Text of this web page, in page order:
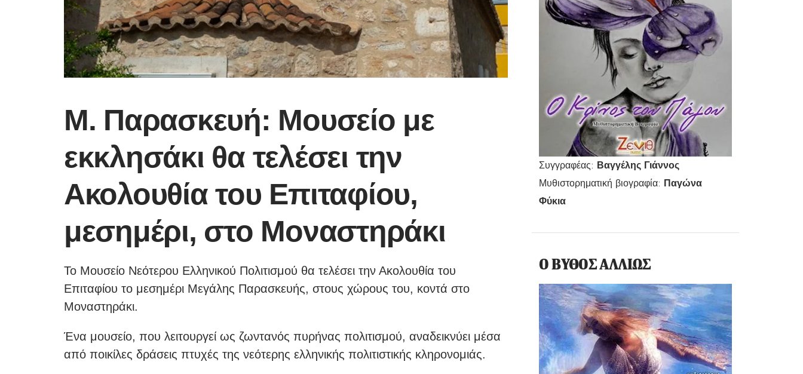
Συγγραφέας: Βαγγέλης Γιάννος
Μυθιστορηματική βιογραφία: Παγώνα
Φύκια
Ο ΒΥΘΟΣ ΑΛΛΙΩΣ
Μ. Παρασκευή: Μουσείο με
εκκλησάκι θα τελέσει την
Ακολουθία του Επιταφίου,
μεσημέρι, στο Μοναστηράκι
Το Μουσείο Νεότερου Ελληνικού Πολιτισμού θα τελέσει την Ακολουθία του
Επιταφίου το μεσημέρι Μεγάλης Παρασκευής, στους χώρους του, κοντά στο
Μοναστηράκι.
Ένα μουσείο, που λειτουργεί ως ζωντανός πυρήνας πολιτισμού, αναδεικνύει μέσα
από ποικίλες δράσεις πτυχές της νεότερης ελληνικής πολιτιστικής κληρονομιάς.